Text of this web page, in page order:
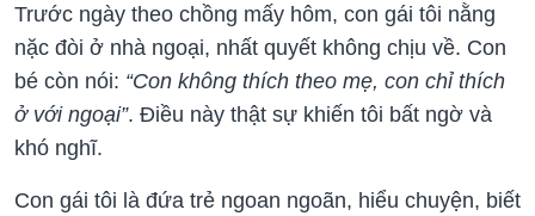
Trước ngày theo chồng mấy hôm, con gái tôi nằng
nặc đòi ở nhà ngoại, nhất quyết không chịu về. Con
bé còn nói: “Con không thích theo mẹ, con chỉ thích
ở với ngoại”. Điều này thật sự khiến tôi bất ngờ và
khó nghĩ.
Con gái tôi là đứa trẻ ngoan ngoãn, hiểu chuyện, biết